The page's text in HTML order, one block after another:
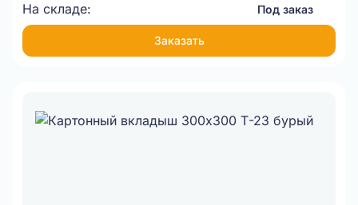
На складе: Под заказ
Заказать